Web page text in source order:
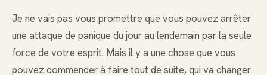
Je ne vais pas vous promettre que vous pouvez arrêter
une attaque de panique du jour au lendemain par la seule
force de votre esprit. Mais il y a une chose que vous
pouvez commencer à faire tout de suite, qui va changer